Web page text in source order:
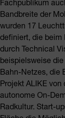
Fachpublikum
Bandbreite der
wurden 17
definiert, die beim
durch Technical
beispielsweise
Bahn-Netzes, die
Projekt ALIKE
autonome On-
Radkultur. Start-